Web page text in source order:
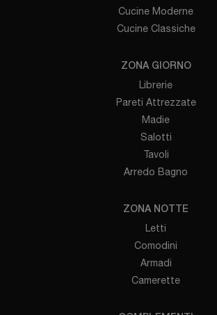
Cucine Moderne
Cucine Classiche
ZONA GIORNO
Librerie
Pareti Attrezzate
Madie
Salotti
Tavoli
Arredo Bagno
ZONA NOTTE
Letti
Comodini
Armadi
Camerette